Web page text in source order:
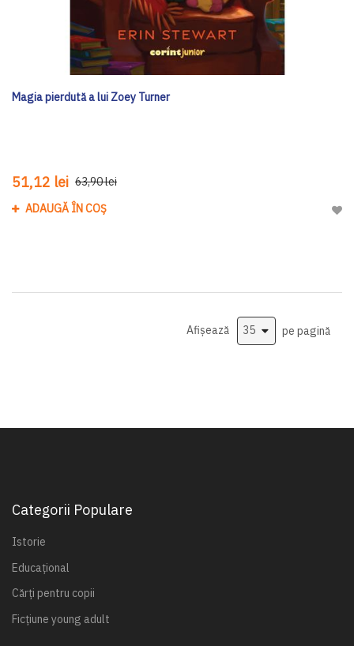
Magia pierdută a lui Zoey Turner
51,12 lei 63,90 lei
ADAUGĂ ÎN COȘ
Afișează pe pagină
Categorii Populare
Istorie
Educațional
Cărți pentru copii
Ficțiune young adult